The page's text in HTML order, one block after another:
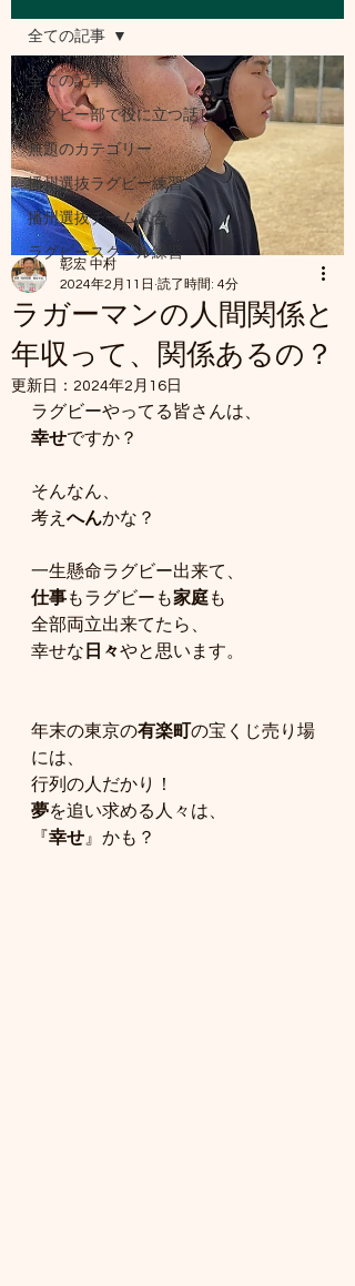
全ての記事
ラグビー部で役に立つ話し
無題のカテゴリー
播州選抜ラグビー練習
播州選抜チーム試合
ラグビースクール練習
全ての記事
ラガーマンの人間関係と
年収って、関係あるの？
彰宏 中村
2024年2月11日 読了時間: 4分
更新日： 2024年2月16日
ラグビーやってる皆さんは、
幸せですか？
そんなん、
考え へんかな？
一生懸命ラグビー出来て、
仕事もラグビーも家庭 も
全部両立出来てたら、
幸せな 日々やと思います。
年末の東京の有楽町 の宝くじ売り場
には、
行列の人だかり！
夢を追い求める人々は、
『 幸せ 』かも？